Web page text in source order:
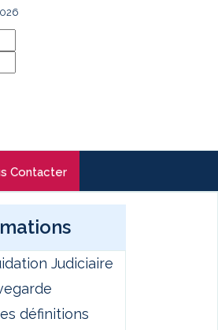
Contacter
Judiciaire
définitions